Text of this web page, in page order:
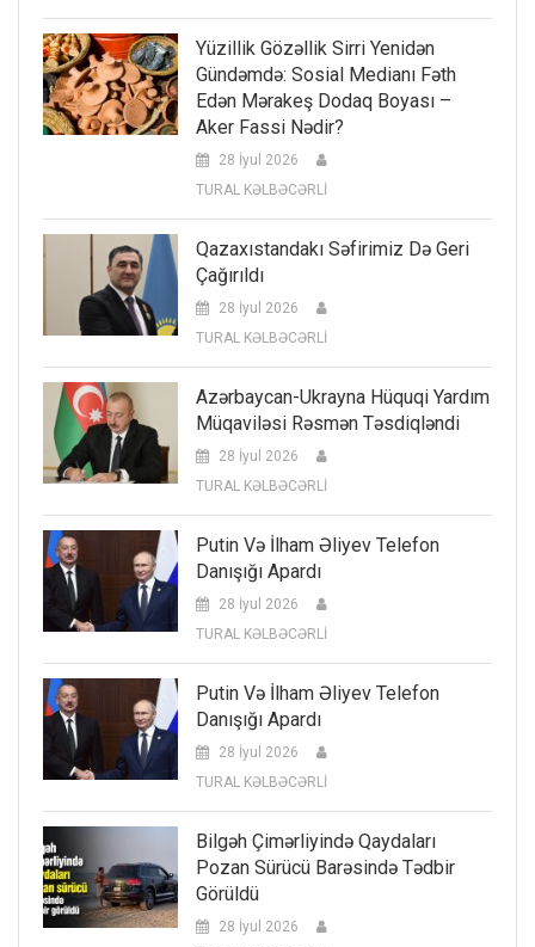
Yüzillik Gözəllik Sirri Yenidən
Gündəmdə: Sosial Medianı Fəth
Edən Mərakeş Dodaq Boyası –
Aker Fassi Nədir?
28 İyul 2026
TURAL KƏLBƏCƏRLİ
Qazaxıstandakı Səfirimiz Də Geri
Çağırıldı
28 İyul 2026
TURAL KƏLBƏCƏRLİ
Azərbaycan-Ukrayna Hüquqi Yardım
Müqaviləsi Rəsmən Təsdiqləndi
28 İyul 2026
TURAL KƏLBƏCƏRLİ
Putin Və İlham Əliyev Telefon
Danışığı Apardı
28 İyul 2026
TURAL KƏLBƏCƏRLİ
Putin Və İlham Əliyev Telefon
Danışığı Apardı
28 İyul 2026
TURAL KƏLBƏCƏRLİ
Bilgəh Çimərliyində Qaydaları
Pozan Sürücü Barəsində Tədbir
Görüldü
28 İyul 2026